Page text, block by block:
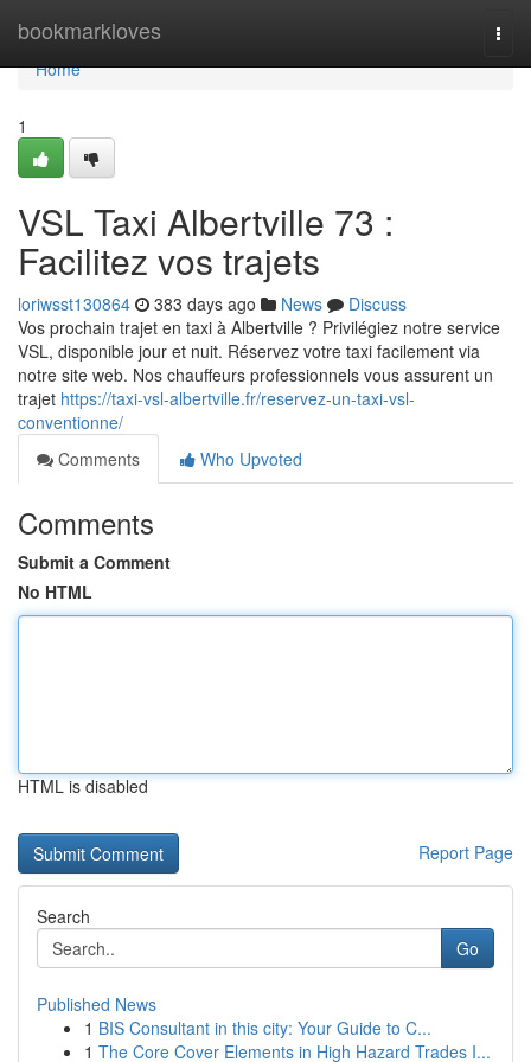
bookmarkloves
Home
Home
1
VSL Taxi Albertville 73 :
Facilitez vos trajets
loriwsst130864 383 days ago News
Discuss
Vos prochain trajet en taxi à Albertville ? Privilégiez notre service
VSL, disponible jour et nuit. Réservez votre taxi facilement via
notre site web. Nos chauffeurs professionnels vous assurent un
trajet https://taxi-vsl-albertville.fr/reservez-un-taxi-vsl-
conventionne/
Comments
Who Upvoted
Comments
Submit a Comment
No HTML
HTML is disabled
Report Page
Search
Go
Published News
1 BIS Consultant in this city: Your Guide to C...
1 The Core Cover Elements in High Hazard Trades I...